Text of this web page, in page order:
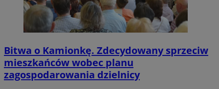
Bitwa o Kamionkę. Zdecydowany sprzeciw
mieszkańców wobec planu
zagospodarowania dzielnicy